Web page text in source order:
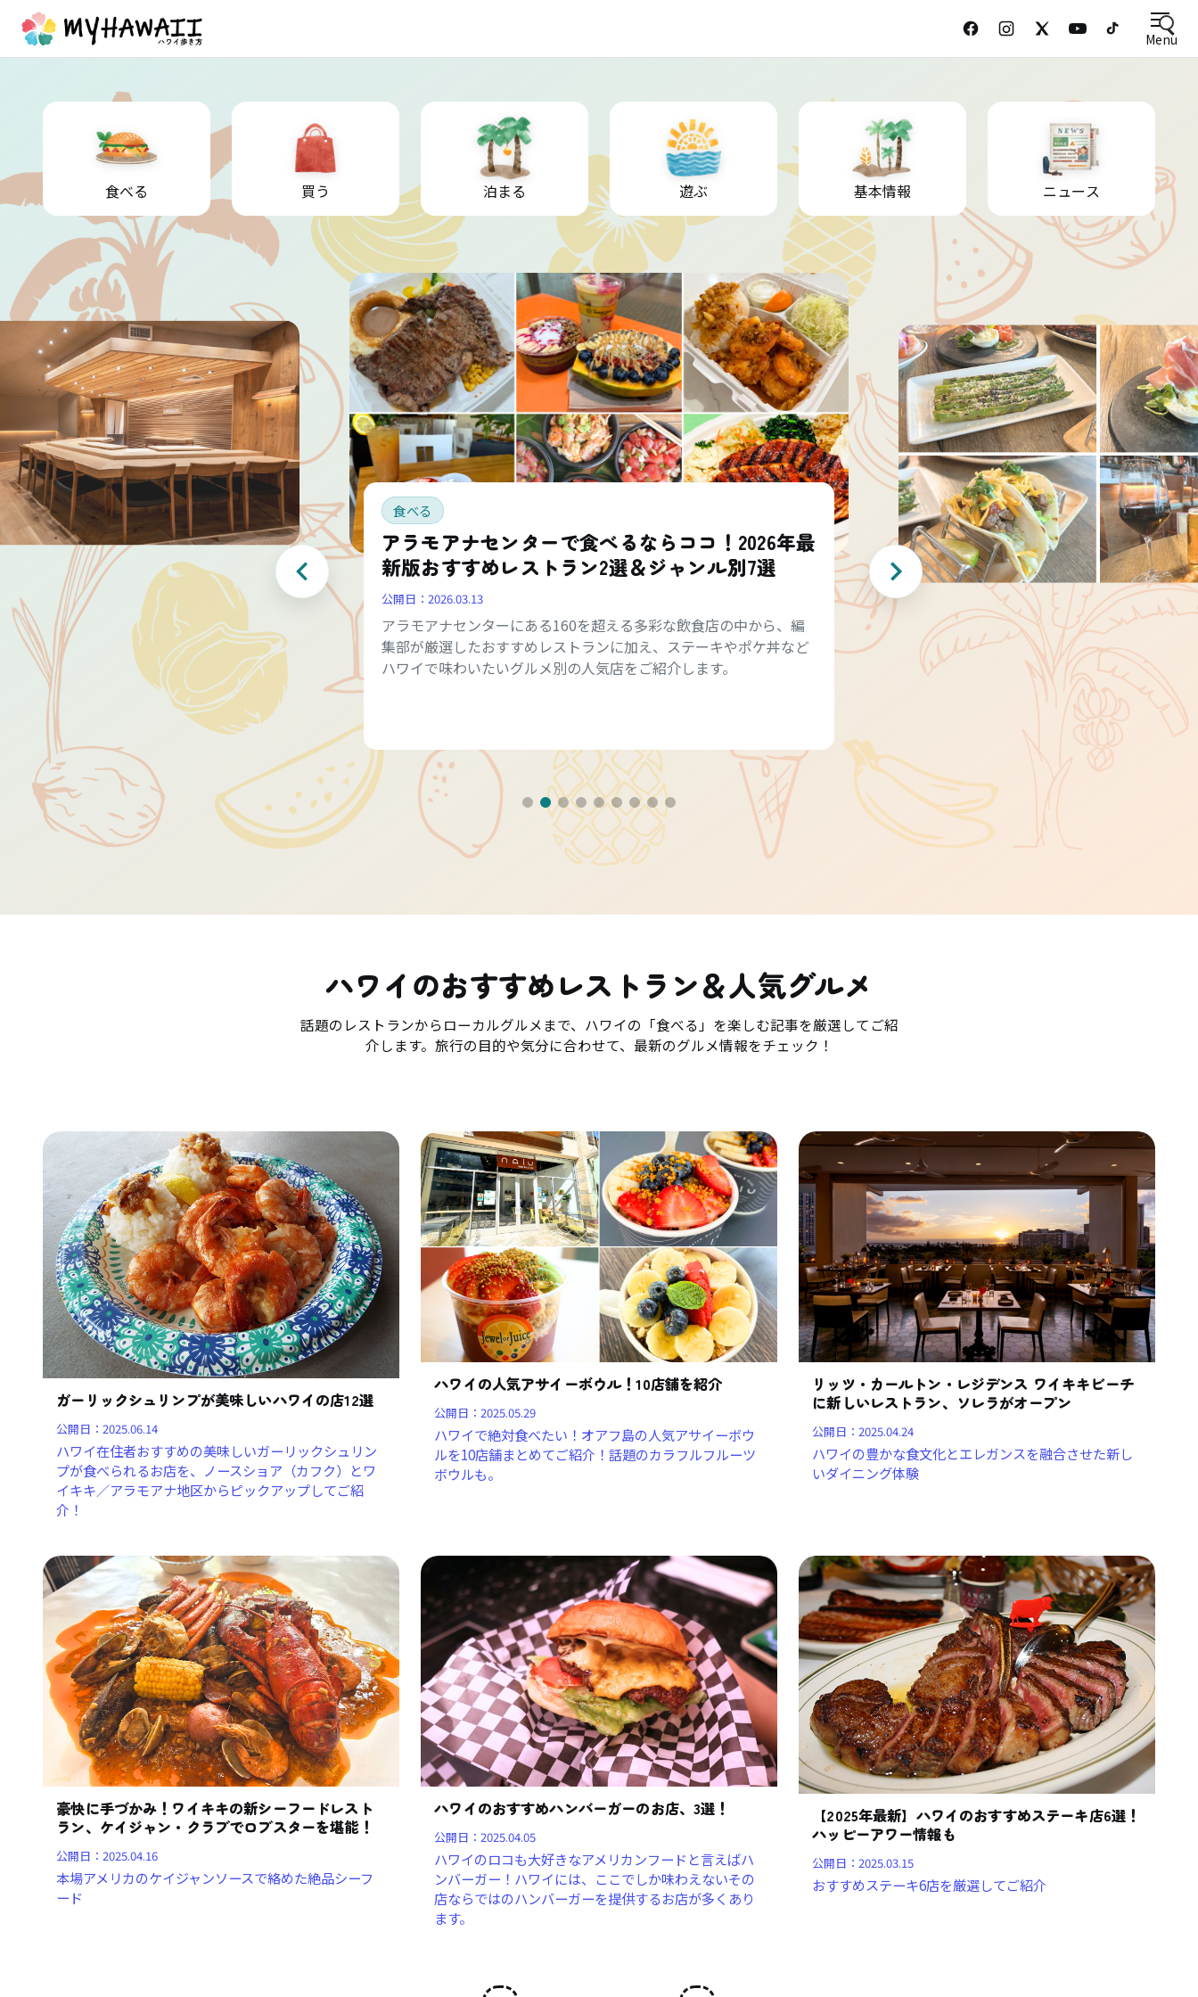
Menu
食べる 買う 泊まる 遊ぶ 基本情報 ニュース
食べる
アラモアナセンターで食べるならココ！2026年最
新版おすすめレストラン2選＆ジャンル別7選
公開日： 2026.03.13
アラモアナセンターにある160を超える多彩な飲食店の中から、編
集部が厳選したおすすめレストランに加え、ステーキやポケ丼など
ハワイで味わいたいグルメ別の人気店をご紹介します。
ハワイのおすすめレストラン＆人気グルメ
話題のレストランからローカルグルメまで、ハワイの「食べる」を楽しむ記事を厳選してご紹
介します。旅行の目的や気分に合わせて、最新のグルメ情報をチェック！
ガーリックシュリンプが美味しいハワイの店12選
公開日：2025.06.14
ハワイ在住者おすすめの美味しいガーリックシュリン
プが食べられるお店を、ノースショア（カフク）とワ
イキキ／アラモアナ地区からピックアップしてご紹
介！
ハワイの人気アサイーボウル！10店舗を紹介
公開日：2025.05.29
ハワイで絶対食べたい！オアフ島の人気アサイーボウ
ルを10店舗まとめてご紹介！話題のカラフルフルーツ
ボウルも。
リッツ・カールトン・レジデンス ワイキキビーチ
に新しいレストラン、ソレラがオープン
公開日：2025.04.24
ハワイの豊かな食文化とエレガンスを融合させた新し
いダイニング体験
豪快に手づかみ！ワイキキの新シーフードレスト
ラン、ケイジャン・クラブでロブスターを堪能！
公開日：2025.04.16
本場アメリカのケイジャンソースで絡めた絶品シーフ
ード
ハワイのおすすめハンバーガーのお店、3選！
公開日：2025.04.05
ハワイのロコも大好きなアメリカンフードと言えばハ
ンバーガー！ハワイには、ここでしか味わえないその
店ならではのハンバーガーを提供するお店が多くあり
ます。
【2025年最新】ハワイのおすすめステーキ店6選！
ハッピーアワー情報も
公開日：2025.03.15
おすすめステーキ6店を厳選してご紹介